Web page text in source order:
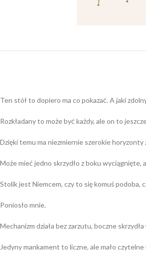
Ten stół to dopiero ma co pokazać. A jaki
Rozkładany to może być każdy, ale on to
Dzięki temu ma niezmiernie szerokie
Może mieć jedno skrzydło z boku wyciągnięte,
Stolik jest Niemcem, czy to się komuś podoba,
Poniosło mnie.
Mechanizm działa bez zarzutu, boczne
Jedyny mankament to liczne, ale mało